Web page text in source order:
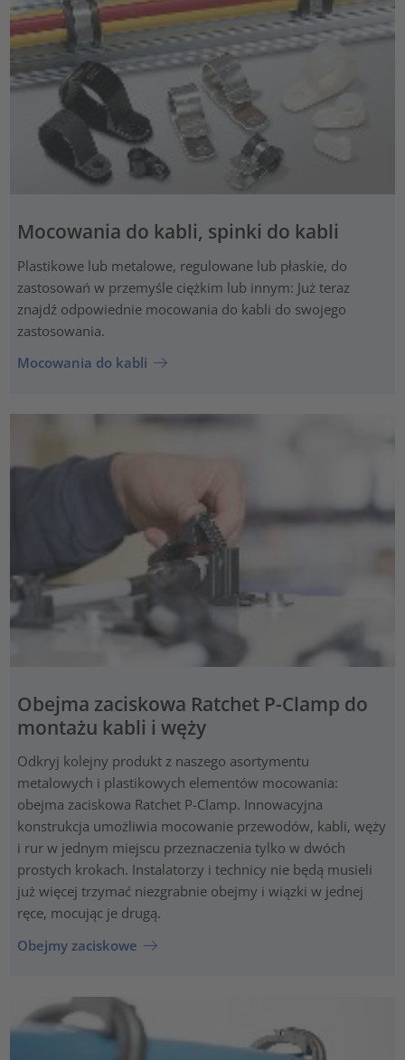
Mocowania do kabli, spinki do kabli
Plastikowe lub metalowe, regulowane lub płaskie, do
zastosowań w przemyśle ciężkim lub innym: Już teraz
znajdź odpowiednie mocowania do kabli do swojego
zastosowania.
Mocowania do kabli
Obejma zaciskowa Ratchet P-Clamp do
montażu kabli i węży
Odkryj kolejny produkt z naszego asortymentu
metalowych i plastikowych elementów mocowania:
obejma zaciskowa Ratchet P-Clamp. Innowacyjna
konstrukcja umożliwia mocowanie przewodów, kabli, węży
i rur w jednym miejscu przeznaczenia tylko w dwóch
prostych krokach. Instalatorzy i technicy nie będą musieli
już więcej trzymać niezgrabnie obejmy i wiązki w jednej
ręce, mocując je drugą.
Obejmy zaciskowe